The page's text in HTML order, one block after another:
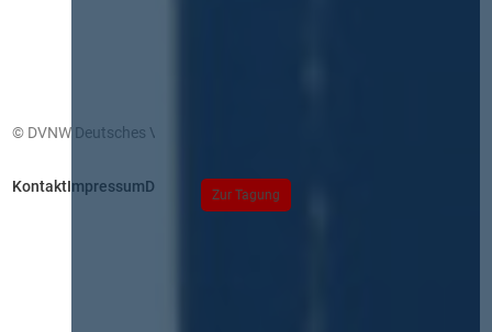
Zur Tagung
© DVNW Deutsches Vergabenetzwerk GmbH
KontaktImpressumDatenschutz